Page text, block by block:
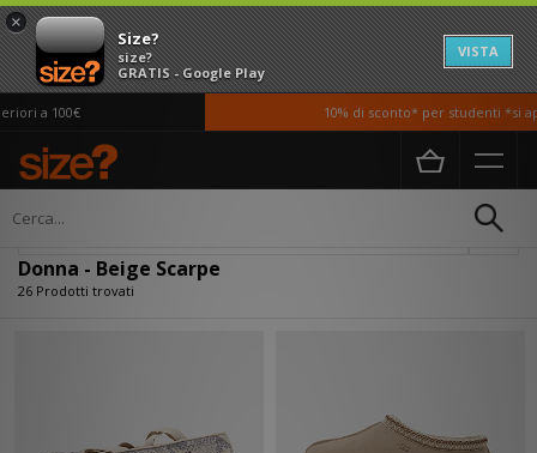
×
Size?
size?
GRATIS - Google Play
VISTA
100€ 10% di sconto* per studenti *si
Home Donna
Donna - Beige Scarpe
26 Prodotti trovati